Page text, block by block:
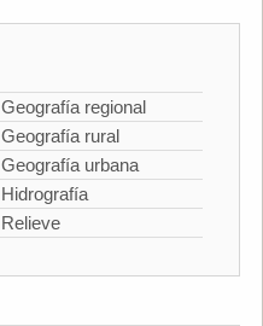
Geografía regional
Geografía rural
Geografía urbana
Hidrografía
Relieve